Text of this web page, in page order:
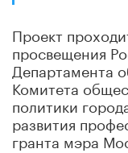
Проект
просвещения
Департамента
Комитета
политики
развития
гранта мэра